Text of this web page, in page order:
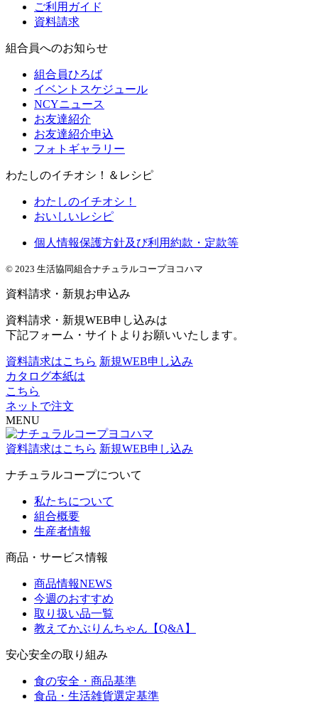
ご利用ガイド
資料請求
組合員へのお知らせ
組合員ひろば
イベントスケジュール
NCYニュース
お友達紹介
お友達紹介申込
フォトギャラリー
わたしのイチオシ！＆レシピ
わたしのイチオシ！
おいしいレシピ
個人情報保護方針及び利用約款・定款等
© 2023 生活協同組合ナチュラルコープヨコハマ
資料請求・新規お申込み
資料請求・新規WEB申し込みは
下記フォーム・サイトよりお願いいたします。
資料請求はこちら 新規WEB申し込み
カタログ本紙は
こちら
ネットで注文
MENU
資料請求はこちら 新規WEB申し込み
ナチュラルコープについて
私たちについて
組合概要
生産者情報
商品・サービス情報
商品情報NEWS
今週のおすすめ
取り扱い品一覧
教えてかぶりんちゃん【Q&A】
安心安全の取り組み
食の安全・商品基準
食品・生活雑貨選定基準